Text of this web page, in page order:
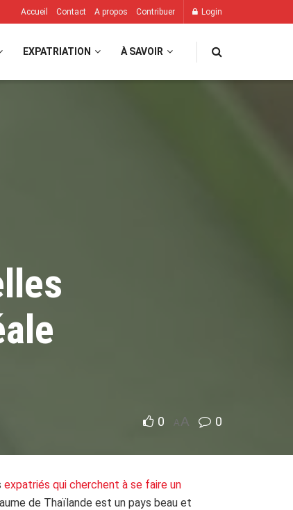
Accueil Contact A propos Contribuer Login
EXPATRIATION À SAVOIR
0 A A 0
expatriés qui cherchent à se faire un
de Thaïlande est un pays beau et